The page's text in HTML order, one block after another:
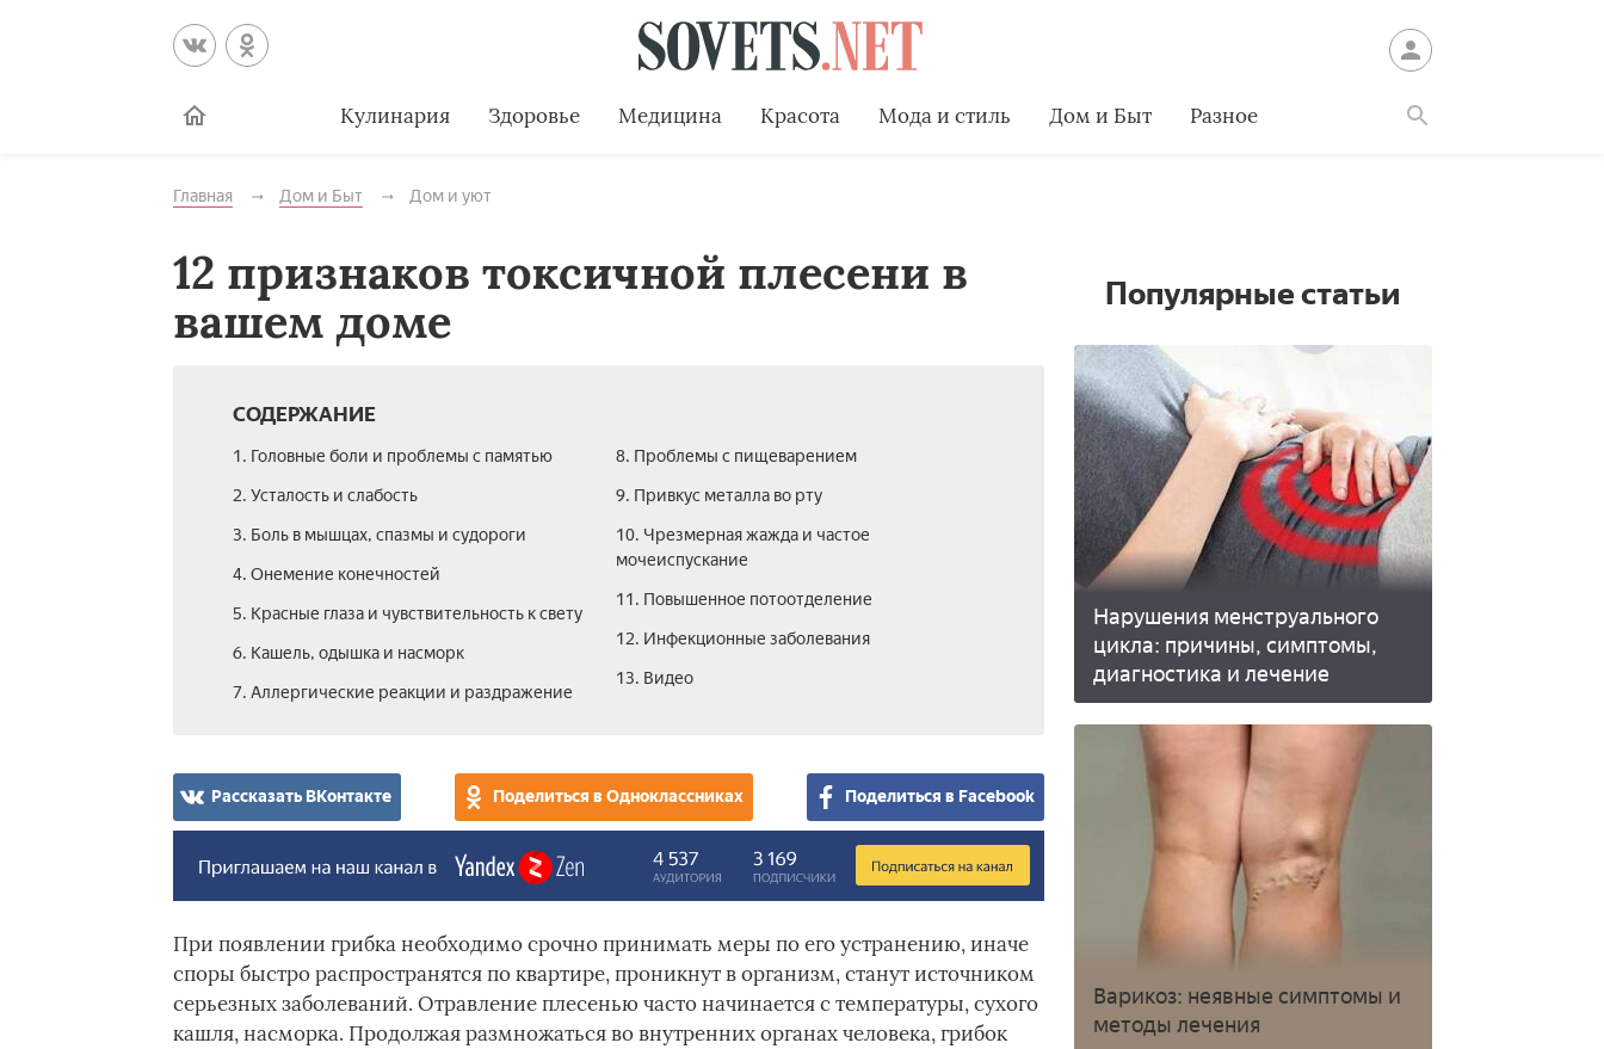
Кулинария Здоровье Медицина Красота Мода и стиль Дом и Быт Разное
Главная Дом и Быт Дом и уют
12 признаков токсичной плесени в
вашем доме
СОДЕРЖАНИЕ
1. Головные боли и проблемы с памятью
2. Усталость и слабость
3. Боль в мышцах, спазмы и судороги
4. Онемение конечностей
5. Красные глаза и чувствительность к свету
6. Кашель, одышка и насморк
7. Аллергические реакции и раздражение
8. Проблемы с пищеварением
9. Привкус металла во рту
10. Чрезмерная жажда и частое
мочеиспускание
11. Повышенное потоотделение
12. Инфекционные заболевания
13. Видео
Рассказать ВКонтакте Поделиться в Одноклассниках Поделиться в Facebook
При появлении грибка необходимо срочно принимать меры по его устранению, иначе
споры быстро распространятся по квартире, проникнут в организм, станут источником
серьезных заболеваний. Отравление плесенью часто начинается с температуры, сухого
кашля, насморка. Продолжая размножаться во внутренних органах человека, грибок
Популярные статьи
Нарушения менструального
цикла: причины, симптомы,
диагностика и лечение
Варикоз: неявные симптомы и
методы лечения